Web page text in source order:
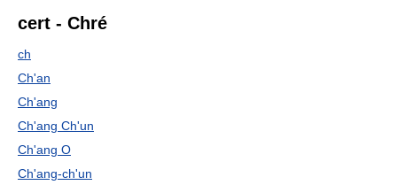
cert - Chré
ch
Ch'an
Ch'ang
Ch'ang Ch'un
Ch'ang O
Ch'ang-ch'un